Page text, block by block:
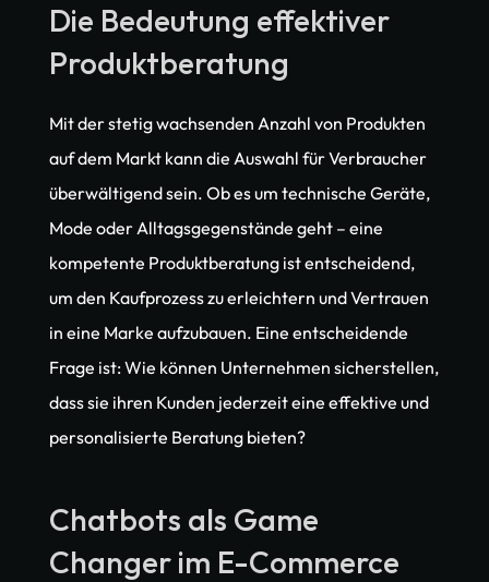
Die Bedeutung effektiver
Produktberatung
Mit der stetig wachsenden Anzahl von Produkten
auf dem Markt kann die Auswahl für Verbraucher
überwältigend sein. Ob es um technische Geräte,
Mode oder Alltagsgegenstände geht – eine
kompetente Produktberatung ist entscheidend,
um den Kaufprozess zu erleichtern und Vertrauen
in eine Marke aufzubauen. Eine entscheidende
Frage ist: Wie können Unternehmen sicherstellen,
dass sie ihren Kunden jederzeit eine effektive und
personalisierte Beratung bieten?
Chatbots als Game
Changer im E-Commerce